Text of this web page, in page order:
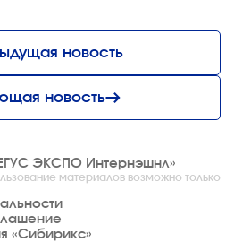
новость
новость
ЭКСПО Интернэшнл»
материалов возможно только
«Сибирикс»